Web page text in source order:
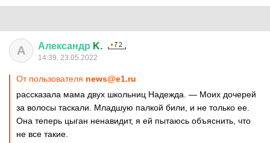
А Александр K.
14:39, 23.05.2022
От пользователя news@e1.ru
рассказала мама двух школьниц Надежда. — Моих дочерей
за волосы таскали. Младшую палкой били, и не только ее.
Она теперь цыган ненавидит, я ей пытаюсь объяснить, что
не все такие.